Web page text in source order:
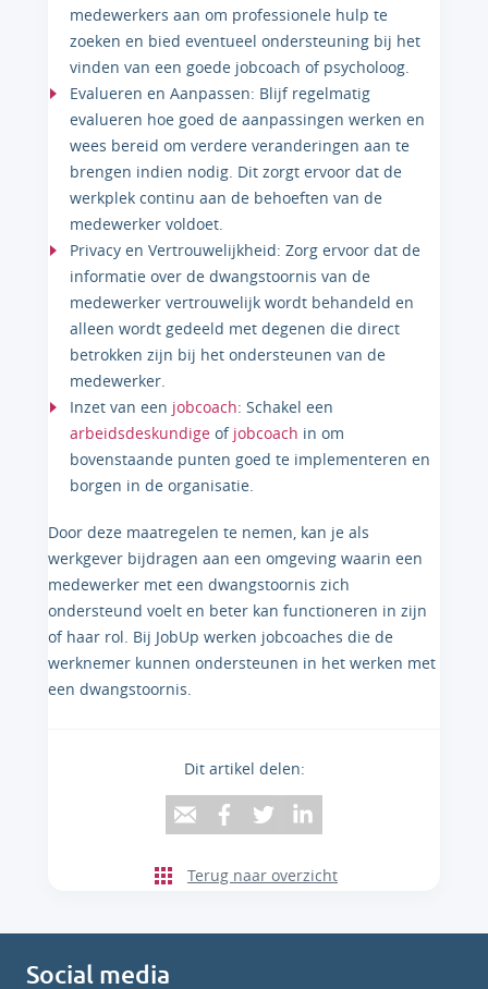
medewerkers aan om professionele hulp te
zoeken en bied eventueel ondersteuning bij het
vinden van een goede jobcoach of psycholoog.
Evalueren en Aanpassen: Blijf regelmatig
evalueren hoe goed de aanpassingen werken en
wees bereid om verdere veranderingen aan te
brengen indien nodig. Dit zorgt ervoor dat de
werkplek continu aan de behoeften van de
medewerker voldoet.
Privacy en Vertrouwelijkheid: Zorg ervoor dat de
informatie over de dwangstoornis van de
medewerker vertrouwelijk wordt behandeld en
alleen wordt gedeeld met degenen die direct
betrokken zijn bij het ondersteunen van de
medewerker.
Inzet van een jobcoach: Schakel een
arbeidsdeskundige of jobcoach in om
bovenstaande punten goed te implementeren en
borgen in de organisatie.
Door deze maatregelen te nemen, kan je als
werkgever bijdragen aan een omgeving waarin een
medewerker met een dwangstoornis zich
ondersteund voelt en beter kan functioneren in zijn
of haar rol. Bij JobUp werken jobcoaches die de
werknemer kunnen ondersteunen in het werken met
een dwangstoornis.
Dit artikel delen:
Terug naar overzicht
Social media